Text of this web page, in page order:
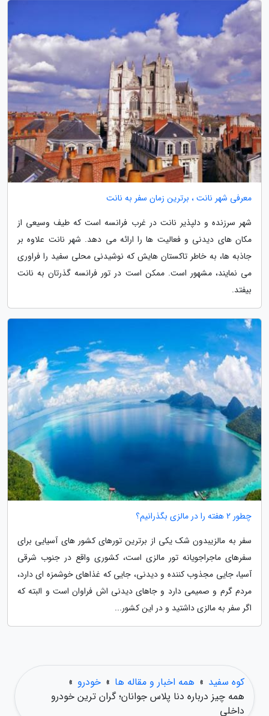
معرفی شهر نانت ، برترین زمان سفر به نانت
شهر سرزنده و دلپذیر نانت در غرب فرانسه است که طیف وسیعی از
مکان های دیدنی و فعالیت ها را ارائه می دهد. شهر نانت علاوه بر
جاذبه ها، به خاطر تاکستان هایش که نوشیدنی محلی سفید را فراوری
می نمایند، مشهور است. ممکن است در تور فرانسه گذرتان به نانت
بیفتد.
چطور 2 هفته را در مالزی بگذرانیم؟
سفر به مالزیبدون شک یکی از برترین تورهای کشور های آسیایی برای
سفرهای ماجراجویانه تور مالزی است، کشوری واقع در جنوب شرقی
آسیا، جایی مجذوب کننده و دیدنی، جایی که غذاهای خوشمزه ای دارد،
مردم گرم و صمیمی دارد و جاهای دیدنی اش فراوان است و البته که
اگر سفر به مالزی داشتید و در این کشور...
کوه سفید » همه اخبار و مقاله ها » خودرو »
همه چیز درباره دنا پلاس جوانان؛ گران ترین خودرو
داخلی